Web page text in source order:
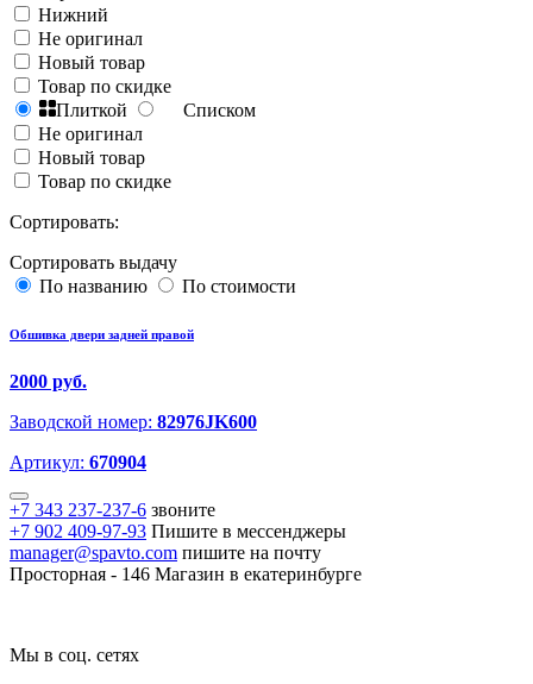
Нижний
Не оригинал
Новый товар
Товар по скидке
Плиткой
Списком
Не оригинал
Новый товар
Товар по скидке
Сортировать:
Сортировать выдачу
По названию
По стоимости
Обшивка двери задней правой
2000 руб.
Заводской номер: 82976JK600
Артикул: 670904
+7 343 237-237-6 звоните
+7 902 409-97-93 Пишите в мессенджеры
manager@spavto.com пишите на почту
Просторная - 146 Магазин в екатеринбурге
Мы в соц. сетях